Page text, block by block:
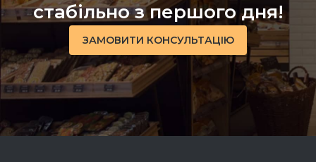
стабільно з першого дня!
ЗАМОВИТИ КОНСУЛЬТАЦІЮ